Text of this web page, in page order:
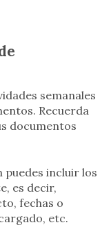
semanales
Recuerda
documentos
puedes incluir los
es decir,
fechas o
etc.